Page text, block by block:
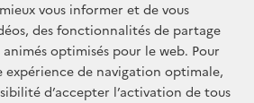
vous informer et de vous
des fonctionnalités de partage
optimisés pour le web. Pour
expérience de navigation optimale,
d’accepter l’activation de tous